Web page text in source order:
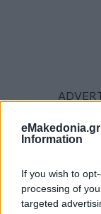
Information
If you wish to
processing of
targeted